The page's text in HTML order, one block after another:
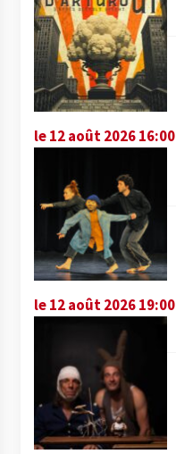
le 12 août 2026 16:00
le 12 août 2026 19:00